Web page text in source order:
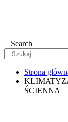
Search
Strona
ŚCIENNA